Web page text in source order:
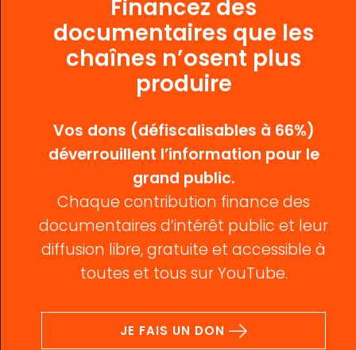
Financez des
documentaires que les
chaînes n’osent plus
produire
Vos dons (défiscalisables à 66%)
déverrouillent l’information pour le
grand public.
Chaque contribution finance des
documentaires d’intérêt public et leur
diffusion libre, gratuite et accessible à
toutes et tous sur YouTube.
JE FAIS UN DON